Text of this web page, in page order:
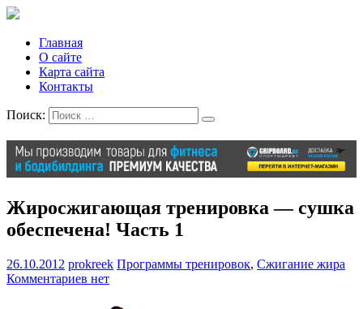
Главная
О сайте
Карта сайта
Контакты
Поиск:
Жиросжигающая тренировка — сушка
обеспечена! Часть 1
26.10.2012 prokreek Программы тренировок, Сжигание жира
Комментариев нет